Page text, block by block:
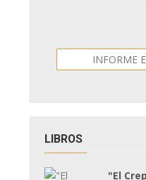
INFORME
LIBROS
"El